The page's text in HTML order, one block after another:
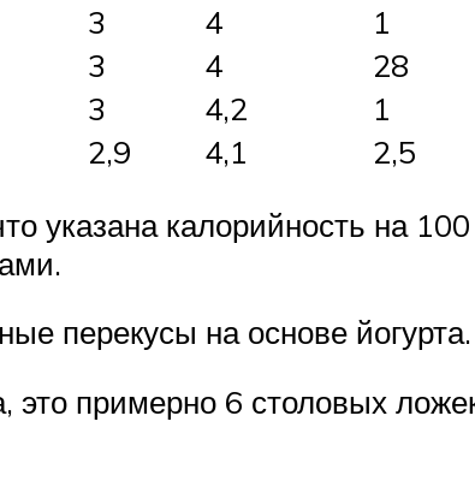
3 4 1
3 4
28
3 4,2 1
2,9 4,1 2,5
указана калорийность на
перекусы на основе
это примерно 6 столовых